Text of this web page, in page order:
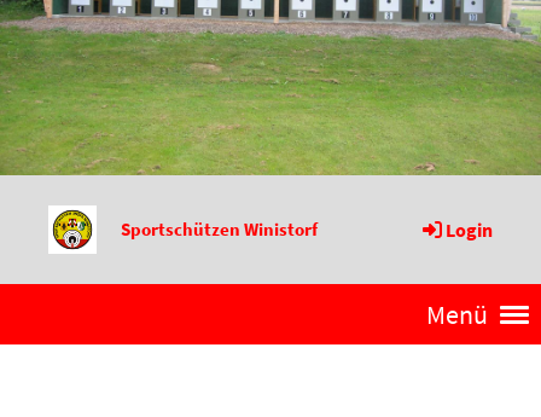
Sportschützen Winistorf Login
Menü